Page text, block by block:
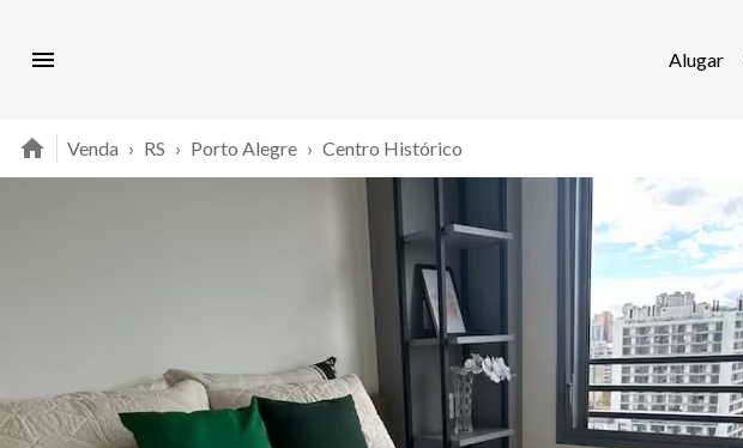
Alugar
Venda › RS › Porto Alegre › Centro Histórico